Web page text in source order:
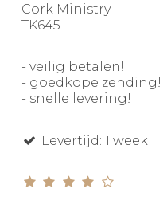
Cork Ministry
TK645
- veilig betalen!
- goedkope zending!
- snelle levering!
Levertijd: 1 week